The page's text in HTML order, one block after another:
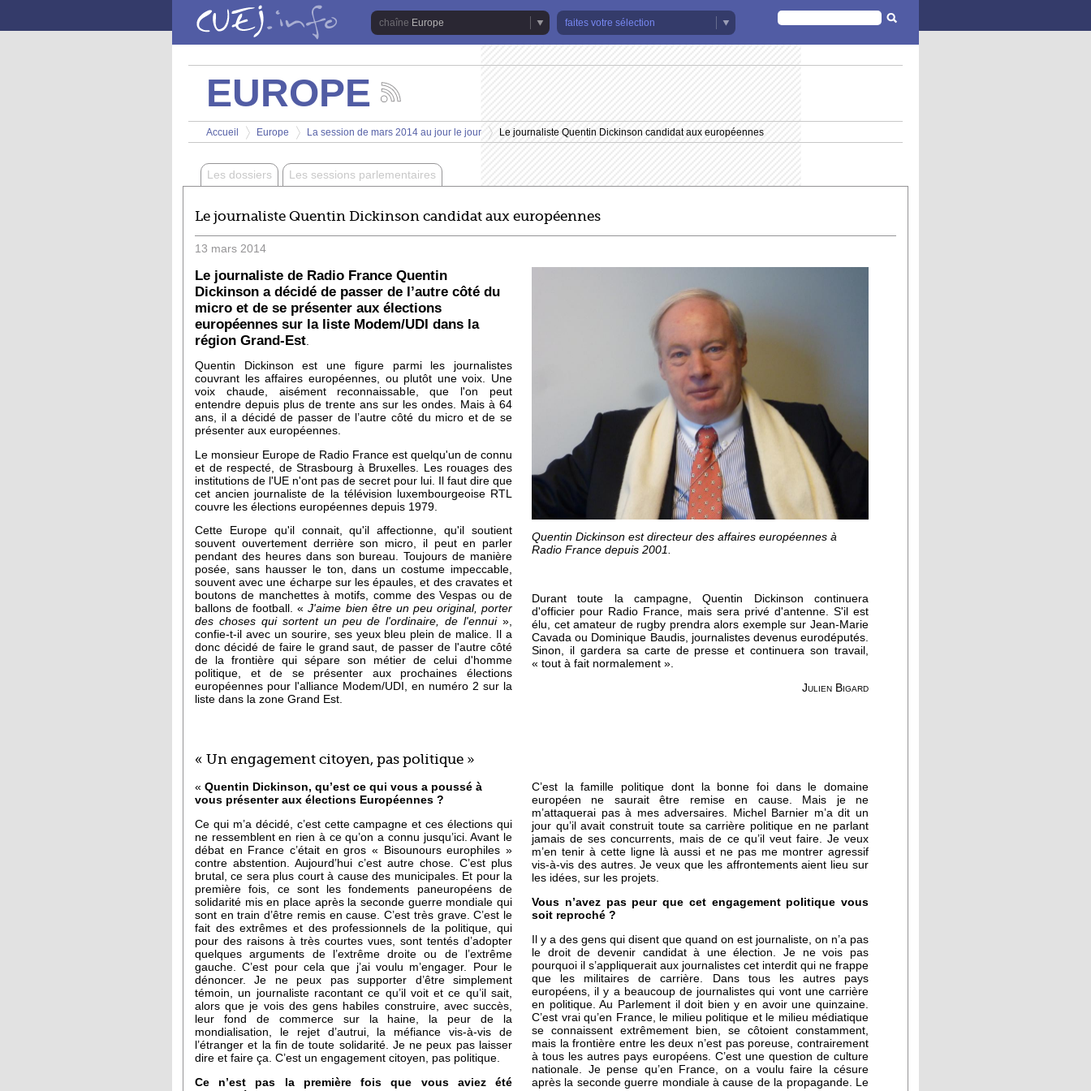
Europe
faites votre sélection
FORMULAIRE
DE
RECHERCHE
EUROPE
les
actualités
de
chaîne
Europe
Vous êtes ici
Accueil
>
Europe
>
La session de mars 2014 au jour le jour
>
Le journaliste Quentin Dickinson candidat aux européennes
Les dossiers Les sessions parlementaires
Le journaliste Quentin Dickinson candidat aux européennes
13 mars 2014
Le journaliste de Radio France Quentin
Dickinson a décidé de passer de l’autre côté du
micro et de se présenter aux élections
européennes sur la liste Modem/UDI dans la
région Grand-Est
Quentin Dickinson est une figure parmi les journalistes
couvrant les affaires européennes, ou plutôt une voix. Une
voix chaude, aisément reconnaissable, que l'on peut
entendre depuis plus de trente ans sur les ondes. Mais à 64
ans, il a décidé de passer de l’autre côté du micro et de se
présenter aux européennes.
Le monsieur Europe de Radio France est quelqu'un de connu
et de respecté, de Strasbourg à Bruxelles. Les rouages des
institutions de l'UE n'ont pas de secret pour lui. Il faut dire que
cet ancien journaliste de la télévision luxembourgeoise RTL
couvre les élections européennes depuis 1979.
Cette Europe qu'il connait, qu'il affectionne, qu'il soutient
souvent ouvertement derrière son micro, il peut en parler
pendant des heures dans son bureau. Toujours de manière
posée, sans hausser le ton, dans un costume impeccable,
souvent avec une écharpe sur les épaules, et des cravates et
boutons de manchettes à motifs, comme des Vespas ou de
ballons de football. «J'aime bien être un peu original, porter
des choses qui sortent un peu de l'ordinaire, de l'ennui»,
confie-t-il avec un sourire, ses yeux bleu plein de malice. Il a
donc décidé de faire le grand saut, de passer de l'autre côté
de la frontière qui sépare son métier de celui d'homme
politique, et de se présenter aux prochaines élections
européennes pour l'alliance Modem/UDI, en numéro 2 sur la
liste dans la zone Grand Est.
Quentin Dickinson est directeur des affaires européennes à
Radio France depuis 2001.
Durant toute la campagne, Quentin Dickinson continuera
d'officier pour Radio France, mais sera privé d'antenne. S'il est
élu, cet amateur de rugby prendra alors exemple sur Jean-Marie
Cavada ou Dominique Baudis, journalistes devenus eurodéputés.
Sinon, il gardera sa carte de presse et continuera son travail,
« tout à fait normalement ».
Julien Bigard
« Un engagement citoyen, pas politique »
« Quentin Dickinson, qu’est ce qui vous a poussé à
vous présenter aux élections Européennes ?
Ce qui m’a décidé, c’est cette campagne et ces élections qui
ne ressemblent en rien à ce qu’on a connu jusqu’ici. Avant le
débat en France c’était en gros « Bisounours europhiles »
contre abstention. Aujourd’hui c’est autre chose. C’est plus
brutal, ce sera plus court à cause des municipales. Et pour la
première fois, ce sont les fondements paneuropéens de
solidarité mis en place après la seconde guerre mondiale qui
sont en train d’être remis en cause. C’est très grave. C’est le
fait des extrêmes et des professionnels de la politique, qui
pour des raisons à très courtes vues, sont tentés d’adopter
quelques arguments de l’extrême droite ou de l’extrême
gauche. C’est pour cela que j’ai voulu m’engager. Pour le
dénoncer. Je ne peux pas supporter d’être simplement
témoin, un journaliste racontant ce qu’il voit et ce qu’il sait,
alors que je vois des gens habiles construire, avec succès,
leur fond de commerce sur la haine, la peur de la
mondialisation, le rejet d’autrui, la méfiance vis-à-vis de
l’étranger et la fin de toute solidarité. Je ne peux pas laisser
dire et faire ça. C’est un engagement citoyen, pas politique.
Ce n’est pas la première fois que vous aviez été
C’est la famille politique dont la bonne foi dans le domaine
européen ne saurait être remise en cause. Mais je ne
m’attaquerai pas à mes adversaires. Michel Barnier m’a dit un
jour qu’il avait construit toute sa carrière politique en ne parlant
jamais de ses concurrents, mais de ce qu’il veut faire. Je veux
m’en tenir à cette ligne là aussi et ne pas me montrer agressif
vis-à-vis des autres. Je veux que les affrontements aient lieu sur
les idées, sur les projets.
Vous n’avez pas peur que cet engagement politique vous
soit reproché ?
Il y a des gens qui disent que quand on est journaliste, on n’a pas
le droit de devenir candidat à une élection. Je ne vois pas
pourquoi il s’appliquerait aux journalistes cet interdit qui ne frappe
que les militaires de carrière. Dans tous les autres pays
européens, il y a beaucoup de journalistes qui vont une carrière
en politique. Au Parlement il doit bien y en avoir une quinzaine.
C’est vrai qu’en France, le milieu politique et le milieu médiatique
se connaissent extrêmement bien, se côtoient constamment,
mais la frontière entre les deux n’est pas poreuse, contrairement
à tous les autres pays européens. C’est une question de culture
nationale. Je pense qu’en France, on a voulu faire la césure
après la seconde guerre mondiale à cause de la propagande. Le